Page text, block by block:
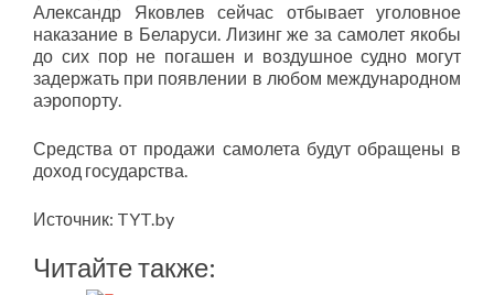
Александр Яковлев сейчас отбывает уголовное
наказание в Беларуси. Лизинг же за самолет якобы
до сих пор не погашен и воздушное судно могут
задержать при появлении в любом международном
аэропорту.
Средства от продажи самолета будут обращены в
доход государства.
Источник: TYT.by
Читайте также: